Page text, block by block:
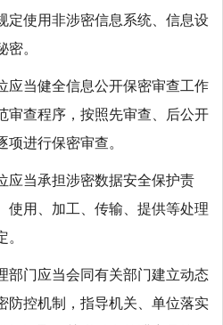
定使用非涉密信息系统、信息设
。
应当健全信息公开保密审查工作
审查程序，按照先审查、后公开
进行保密审查。
应当承担涉密数据安全保护责
使用、加工、传输、提供等处理
部门应当会同有关部门建立动态
防控机制，指导机关、单位落实